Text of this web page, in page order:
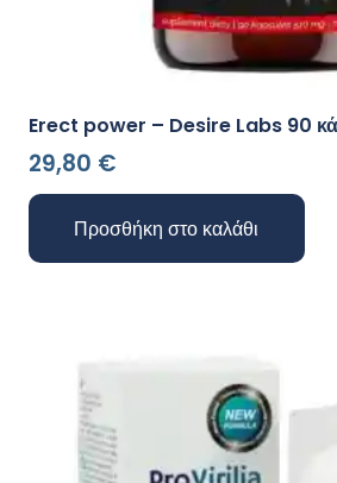
Erect power – Desire Labs 90
29,80 €
Προσθήκη στο καλάθι